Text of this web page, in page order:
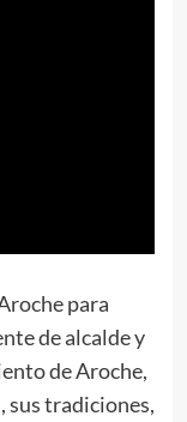
para
de alcalde y
de Aroche,
sus tradiciones,